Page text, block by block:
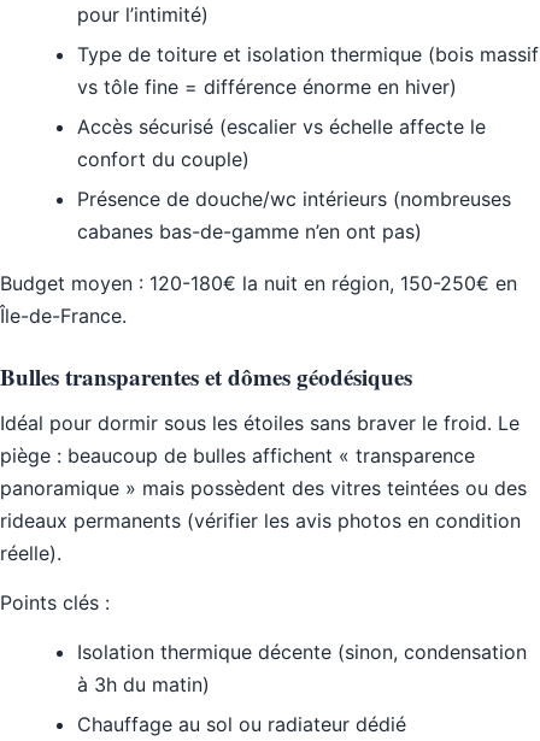
pour l’intimité)
Type de toiture et isolation thermique (bois massif
vs tôle fine = différence énorme en hiver)
Accès sécurisé (escalier vs échelle affecte le
confort du couple)
Présence de douche/wc intérieurs (nombreuses
cabanes bas-de-gamme n’en ont pas)
Budget moyen : 120-180€ la nuit en région, 150-250€ en
Île-de-France.
Bulles transparentes et dômes géodésiques
Idéal pour dormir sous les étoiles sans braver le froid. Le
piège : beaucoup de bulles affichent « transparence
panoramique » mais possèdent des vitres teintées ou des
rideaux permanents (vérifier les avis photos en condition
réelle).
Points clés :
Isolation thermique décente (sinon, condensation
à 3h du matin)
Chauffage au sol ou radiateur dédié